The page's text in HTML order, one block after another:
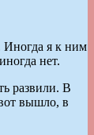
Иногда я к ним
нет.
развили. В
вышло, в